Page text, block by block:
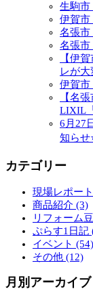
生駒
伊賀
名張
名張
【伊
レが
伊賀
【名
LIXIL
6月27
知らせ
カテゴリー
現場レポー
商品紹介 (3)
リフォーム
ぷらす1日記
イベント (54)
その他 (12)
月別アーカイブ